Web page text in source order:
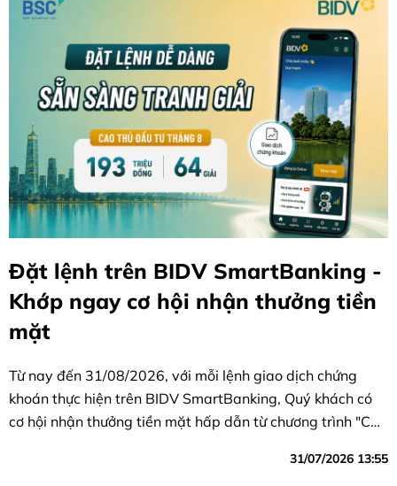
Đặt lệnh trên BIDV SmartBanking -
Khớp ngay cơ hội nhận thưởng tiền
mặt
Từ nay đến 31/08/2026, với mỗi lệnh giao dịch chứng
khoán thực hiện trên BIDV SmartBanking, Quý khách có
cơ hội nhận thưởng tiền mặt hấp dẫn từ chương trình "Cao
31/07/2026 13:55